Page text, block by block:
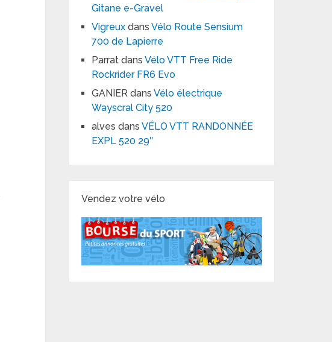
Gitane e-Gravel
Vigreux dansVélo Route Sensium
700 de Lapierre
Parrat dansVélo VTT Free Ride
Rockrider FR6 Evo
GANIER dansVélo électrique
Wayscral City 520
alves dansVÉLO VTT RANDONNÉE
EXPL 520 29″
Vendez votre vélo